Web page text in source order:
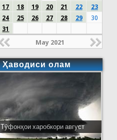
17
18 19 20 21 22
23
24
25 26 27 28 29
30
31
May 2021
Ҳаводиси олам
Тӯфонҳои харобкори август